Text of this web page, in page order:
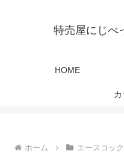
特売屋にじべ
HOME
ホーム エースコック